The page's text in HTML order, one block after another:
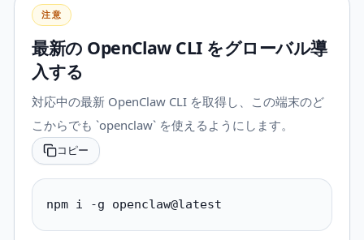
注意
最新の OpenClaw CLI をグローバル導
入する
対応中の最新 OpenClaw CLI を取得し、この端末のど
こからでも `openclaw` を使えるようにします。
コピー
npm i -g openclaw@latest